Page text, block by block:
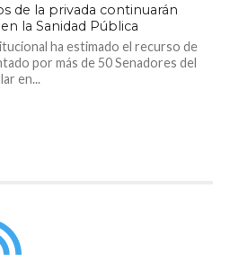
de la privada continuarán
la Sanidad Pública
ha estimado el recurso de
por más de 50 Senadores del
en...